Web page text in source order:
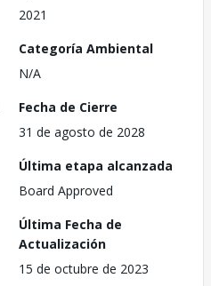
2021
Categoría Ambiental
N/A
Fecha de Cierre
31 de agosto de 2028
Última etapa alcanzada
Board Approved
Última Fecha de
Actualización
15 de octubre de 2023